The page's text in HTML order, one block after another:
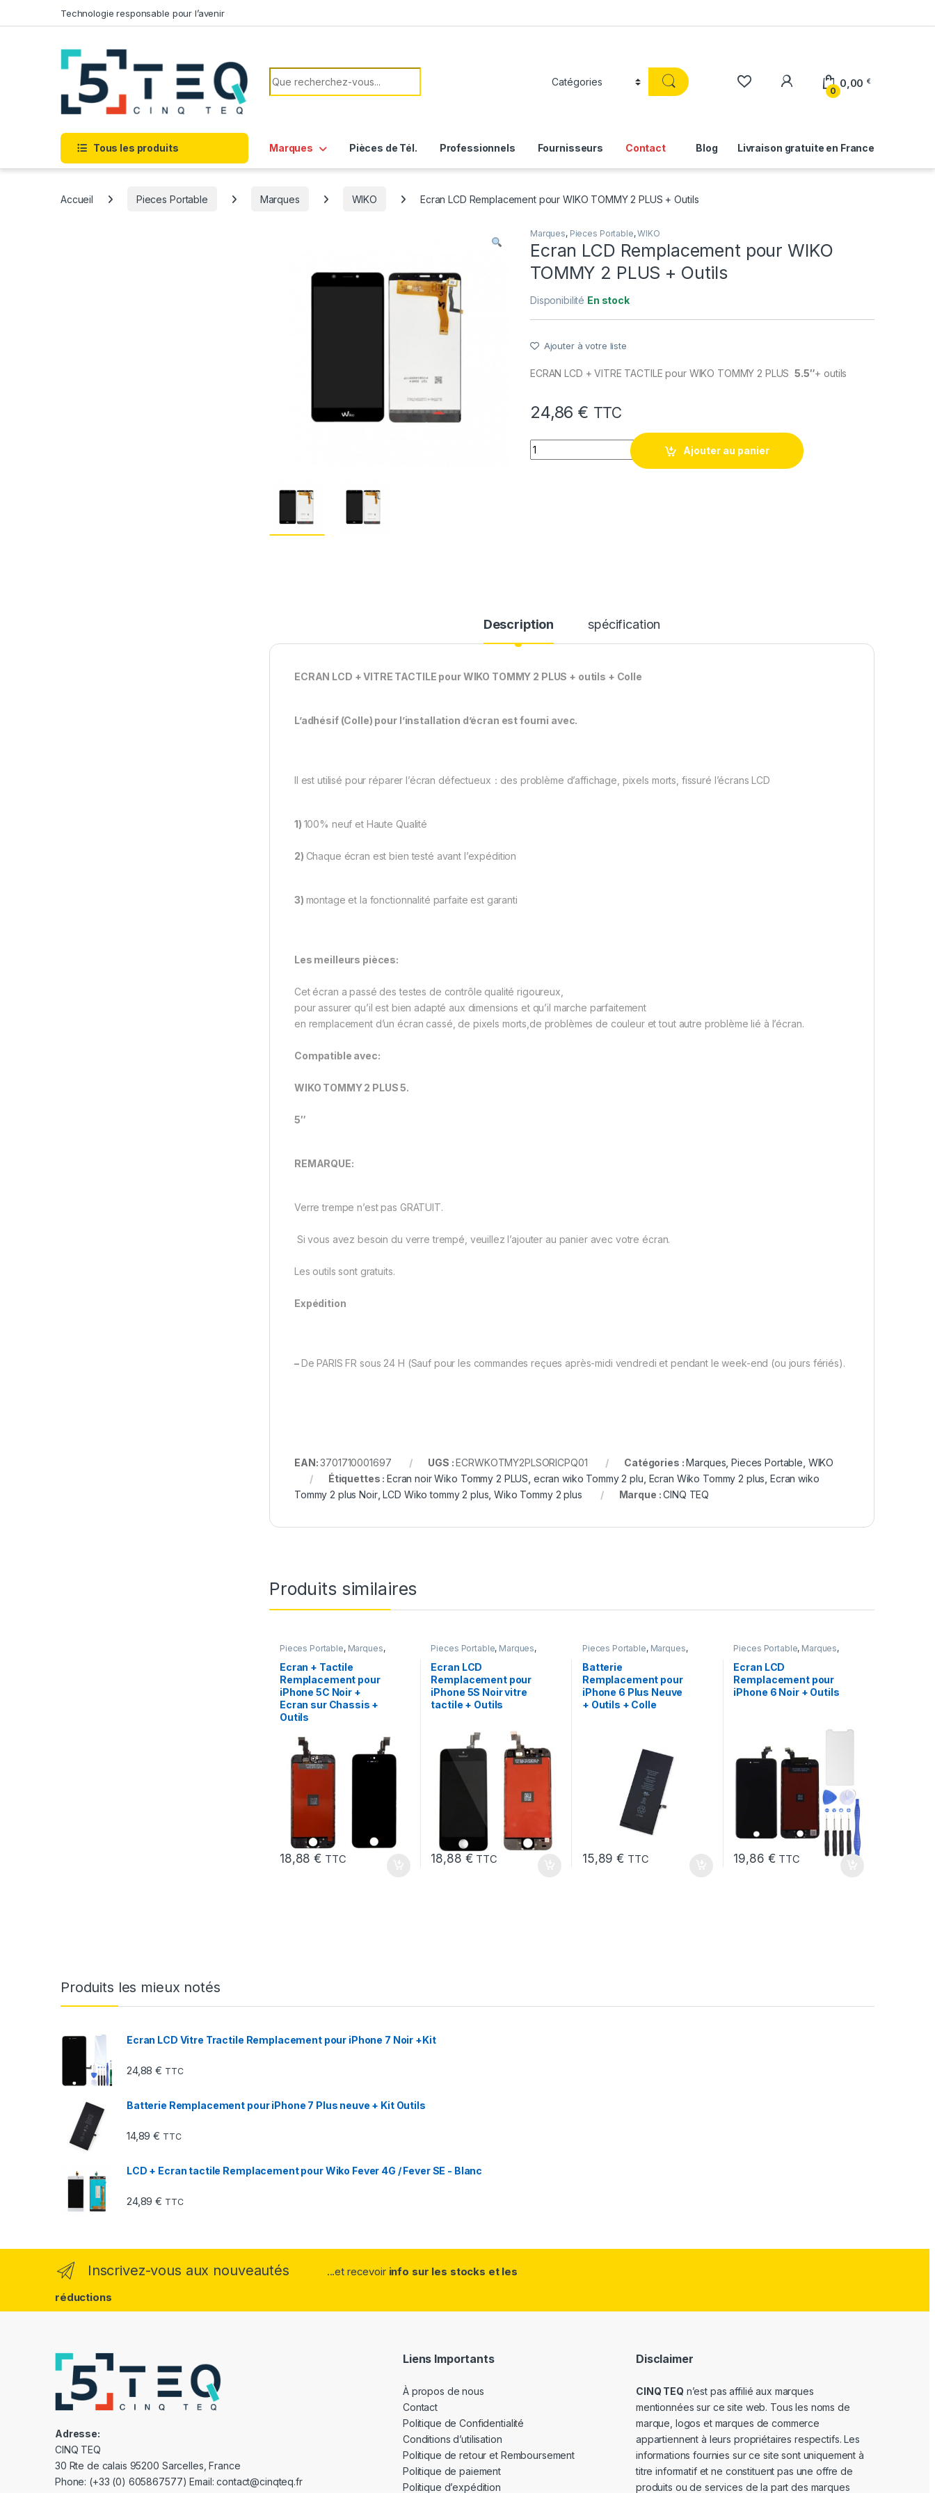
Technologie responsable pour l’avenir
Rechercher:
0
0,00 €
Tous les produits Marques Pièces de Tél. Professionnels Fournisseurs Contact Livraison gratuite en France
Blog
Accueil Pieces Portable Marques WIKO Ecran LCD Remplacement pour WIKO TOMMY 2 PLUS + Outils
Marques, Pieces Portable,WIKO
Ecran LCD Remplacement pour WIKO
TOMMY 2 PLUS + Outils
Disponibilité En stock
Ajouter à votre liste
ECRAN LCD + VITRE TACTILE pour WIKO TOMMY 2 PLUS 5.5″+ outils
24,86 € TTC
quantité de Ecran LCD Remplacement pour WIKO TOMMY 2 PLUS + Outils
Ajouter au panier
Description spécification
ECRAN LCD + VITRE TACTILE pour WIKO TOMMY 2 PLUS + outils + Colle
L’adhésif (Colle) pour l’installation d’écran est fourni avec.
Il est utilisé pour réparer l’écran défectueux：des problème d’affichage, pixels morts, fissuré l’écrans LCD
1) 100% neuf et Haute Qualité
2) Chaque écran est bien testé avant l’expédition
3) montage et la fonctionnalité parfaite est garanti
Les meilleurs pièces:
Cet écran a passé des testes de contrôle qualité rigoureux,
pour assurer qu’il est bien adapté aux dimensions et qu’il marche parfaitement
en remplacement d’un écran cassé, de pixels morts,de problèmes de couleur et tout autre problème lié à l’écran.
Compatible avec:
WIKO TOMMY 2 PLUS 5.
5″
REMARQUE:
Verre trempe n’est pas GRATUIT.
Si vous avez besoin du verre trempé, veuillez l’ajouter au panier avec votre écran.
Les outils sont gratuits.
Expédition
–De PARIS FR sous 24 H (Sauf pour les commandes reçues après-midi vendredi et pendant le week-end (ou jours fériés).
EAN:3701710001697 UGS :ECRWKOTMY2PLSORICPQ01 Catégories :Marques ,Pieces Portable WIKO
Étiquettes :Ecran noir Wiko Tommy 2 PLUS ecran wiko Tommy 2 plu Ecran Wiko Tommy 2 plus ,Ecran wiko
Tommy 2 plus Noir,LCD Wiko tommy 2 plus ,Wiko Tommy 2 plus Marque :CINQ TEQ
Produits similaires
Pieces Portable, Marques,
iPhone 5C
Ecran + Tactile
Remplacement pour
iPhone 5C Noir +
Ecran sur Chassis +
Outils
18,88€ TTC
Pieces Portable, Marques,
iPhone 5s
Ecran LCD
Remplacement pour
iPhone 5S Noir vitre
tactile + Outils
18,88 € TTC
Pieces Portable, Marques,
Batteries et
chargeurs
Batterie
Remplacement pour
iPhone 6 Plus Neuve
+ Outils + Colle
15,89€ TTC
Pieces Portable, Marques,
Ecran LCD
Remplacement pour
iPhone 6 Noir + Outils
19,86 € TTC
Produits les mieux notés
Ecran LCD Vitre Tractile Remplacement pour iPhone 7 Noir +Kit
24,88€ TTC
Batterie Remplacement pour iPhone 7 Plus neuve + Kit Outils
14,89€ TTC
LCD + Ecran tactile Remplacement pour Wiko Fever 4G / Fever SE - Blanc
24,89€ TTC
Inscrivez-vous aux nouveautés ...et recevoir info sur les stocks et les
réductions
Adresse:
CINQ TEQ
30 Rte de calais 95200 Sarcelles, France
Phone: (+33 (0) 605867577) Email: contact@cinqteq.fr
Liens Importants
À propos de nous
Contact
Politique de Confidentialité
Conditions d’utilisation
Politique de retour et Remboursement
Politique de paiement
Politique d’expédition
Disclaimer
CINQ TEQ n’est pas affilié aux marques
mentionnées sur ce site web. Tous les noms de
marque, logos et marques de commerce
appartiennent à leurs propriétaires respectifs. Les
informations fournies sur ce site sont uniquement à
titre informatif et ne constituent pas une offre de
produits ou de services de la part des marques